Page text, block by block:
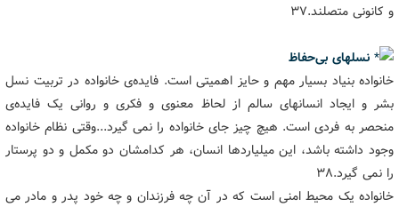
و کانونی متصلند.۳۷
نسلهای بی‌حفاظ
خانواده بنیاد بسیار مهم و حایز اهمیتی است. فایده‌ی خانواده در تربیت نسل
بشر و ایجاد انسانهای سالم از لحاظ معنوی و فکری و روانی یک فایده‌ی
منحصر به فردی است. هیچ چیز جای خانواده را نمی گیرد...وقتی نظام خانواده
وجود داشته باشد، این میلیاردها انسان، هر کدامشان دو مکمل و دو پرستار
را نمی گیرد.۳۸
خانواده یک محیط امنی است که در آن چه فرزندان و چه خود پدر و مادر می